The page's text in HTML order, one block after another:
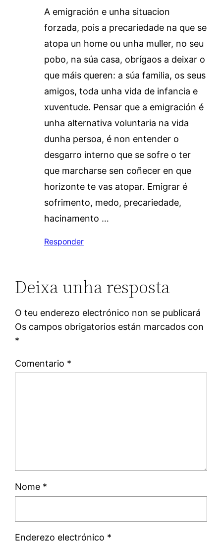
A emigración e unha situacion
forzada, pois a precariedade na que se
atopa un home ou unha muller, no seu
pobo, na súa casa, obrígaos a deixar o
que máis queren: a súa familia, os seus
amigos, toda unha vida de infancia e
xuventude. Pensar que a emigración é
unha alternativa voluntaria na vida
dunha persoa, é non entender o
desgarro interno que se sofre o ter
que marcharse sen coñecer en que
horizonte te vas atopar. Emigrar é
sofrimento, medo, precariedade,
hacinamento …
Responder
Deixa unha resposta
O teu enderezo electrónico non se publicará
Os campos obrigatorios están marcados con
*
Comentario *
Nome *
Enderezo electrónico *